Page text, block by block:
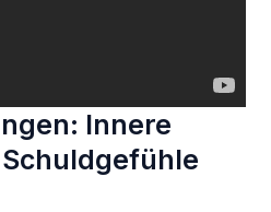
Innere